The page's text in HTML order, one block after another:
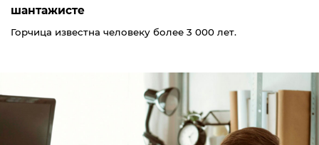
шантажисте
Горчица известна человеку более 3 000 лет.